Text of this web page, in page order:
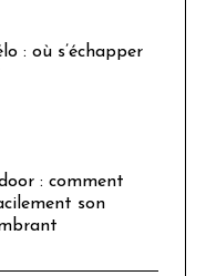
: où s’échapper
: comment
son